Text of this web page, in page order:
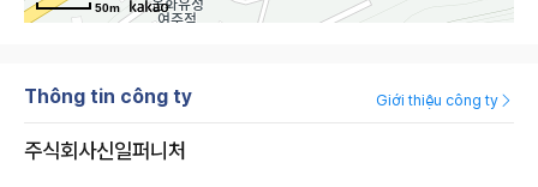
50m
Thông tin công ty Giới thiệu công ty
주식회사신일퍼니처